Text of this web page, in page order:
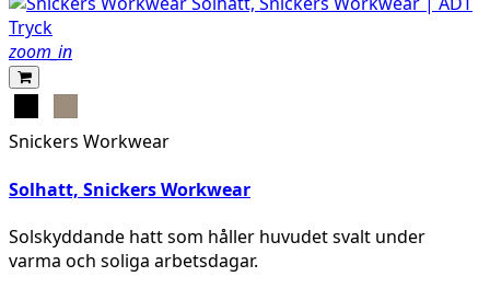
zoom_in
Snickers Workwear
Solhatt, Snickers Workwear
Solskyddande hatt som håller huvudet svalt under
varma och soliga arbetsdagar.